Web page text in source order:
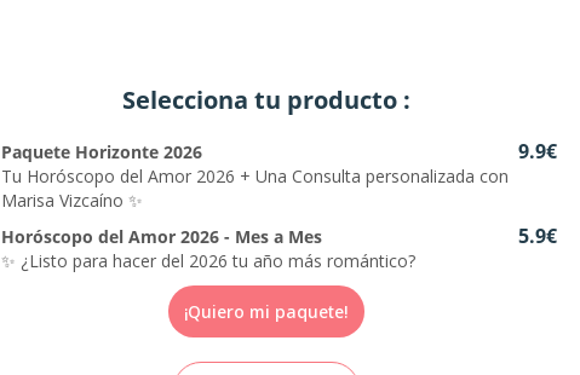
Selecciona tu producto :
Paquete Horizonte 2026
Tu Horóscopo del Amor 2026 + Una Consulta personalizada con
Marisa Vizcaíno ✨
9.9€
Horóscopo del Amor 2026 - Mes a Mes
✨ ¿Listo para hacer del 2026 tu año más romántico?
5.9€
¡Quiero mi paquete!